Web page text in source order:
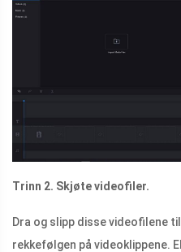
Trinn 2. Skjøte videofiler.
Dra og slipp disse videofilene
rekkefølgen på videoklippene.